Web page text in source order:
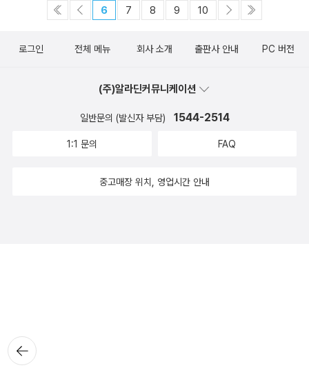
6 7 8 9 10
뒤로가
기
로그인 전체 메뉴 회사 소개 출판사 안내 PC 버전
(주)알라딘커뮤니케이션
일반문의 (발신자 부담) 1544-2514
1:1 문의 FAQ
중고매장 위치, 영업시간 안내